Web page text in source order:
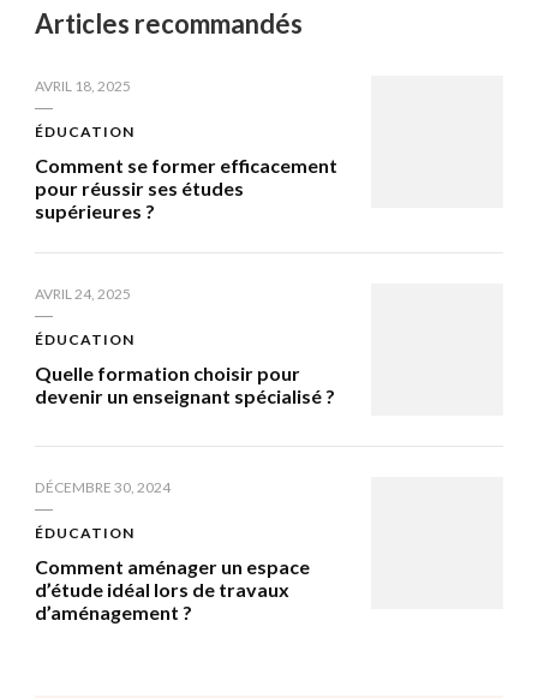
Articles recommandés
AVRIL 18, 2025
ÉDUCATION
Comment se former efficacement
pour réussir ses études
supérieures ?
AVRIL 24, 2025
ÉDUCATION
Quelle formation choisir pour
devenir un enseignant spécialisé ?
DÉCEMBRE 30, 2024
ÉDUCATION
Comment aménager un espace
d’étude idéal lors de travaux
d’aménagement ?